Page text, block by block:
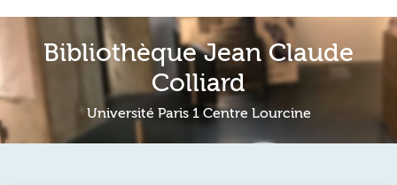
Bibliothèque Jean Claude
Colliard
Université Paris 1 Centre Lourcine